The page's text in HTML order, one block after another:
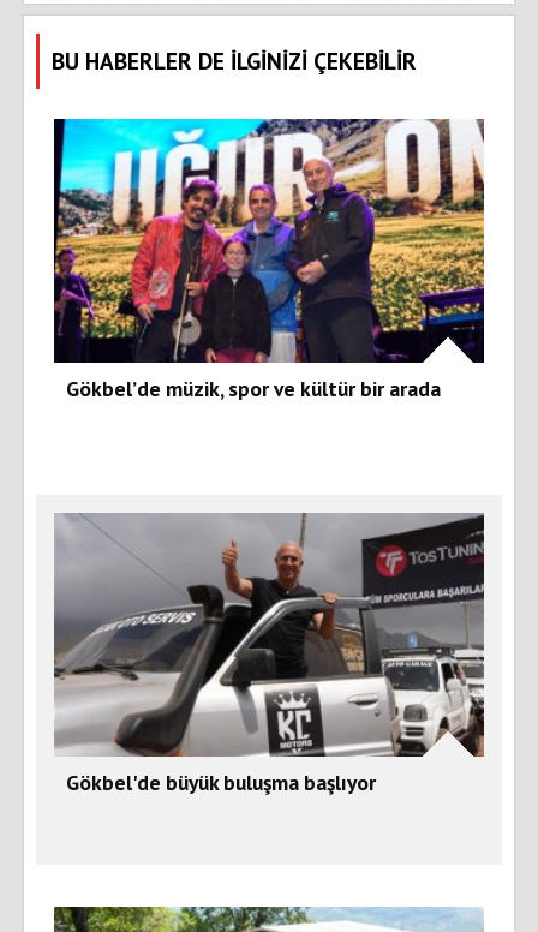
BU HABERLER DE İLGİNİZİ ÇEKEBİLİR
Gökbel’de müzik, spor ve kültür bir arada
Gökbel'de büyük buluşma başlıyor